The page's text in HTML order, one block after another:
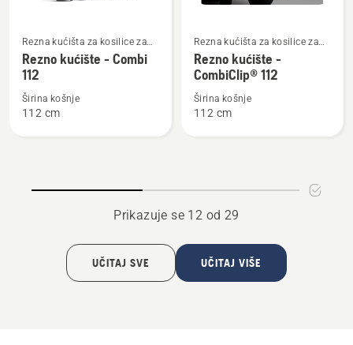
više
detalja
Rezno
Rezna kućišta za kosilice za
vožnju s reznim kućištem
sprijeda namijenjene za
stambena područja
Rezno kućište - Combi
112
Širina košnje
112 cm
više
detalja
Rezno
Rezna kućišta za kosilice za
vožnju s reznim kućištem
sprijeda namijenjene za
stambena područja
Rezno kućište -
CombiClip® 112
Širina košnje
112 cm
Prikazuje se 12 od 29
UČITAJ SVE UČITAJ VIŠE